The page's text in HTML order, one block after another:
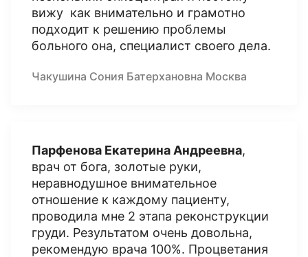
вижу как внимательно и грамотно
подходит к решению проблемы
больного она, специалист своего дела.
Чакушина Сония Батерхановна Москва
Парфенова Екатерина Андреевна,
врач от бога, золотые руки,
неравнодушное внимательное
отношение к каждому пациенту,
проводила мне 2 этапа реконструкции
груди. Результатом очень довольна,
рекомендую врача 100%. Процветания